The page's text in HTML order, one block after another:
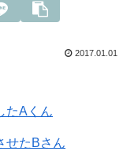
2017.01.01
たAくん
せたBさん